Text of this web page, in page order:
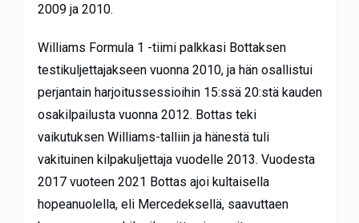
2009 ja 2010.
Williams Formula 1 -tiimi palkkasi Bottaksen
testikuljettajakseen vuonna 2010, ja hän osallistui
perjantain harjoitussessioihin 15:ssä 20:stä kauden
osakilpailusta vuonna 2012. Bottas teki
vaikutuksen Williams-talliin ja hänestä tuli
vakituinen kilpakuljettaja vuodelle 2013. Vuodesta
2017 vuoteen 2021 Bottas ajoi kultaisella
hopeanuolella, eli Mercedeksellä, saavuttaen